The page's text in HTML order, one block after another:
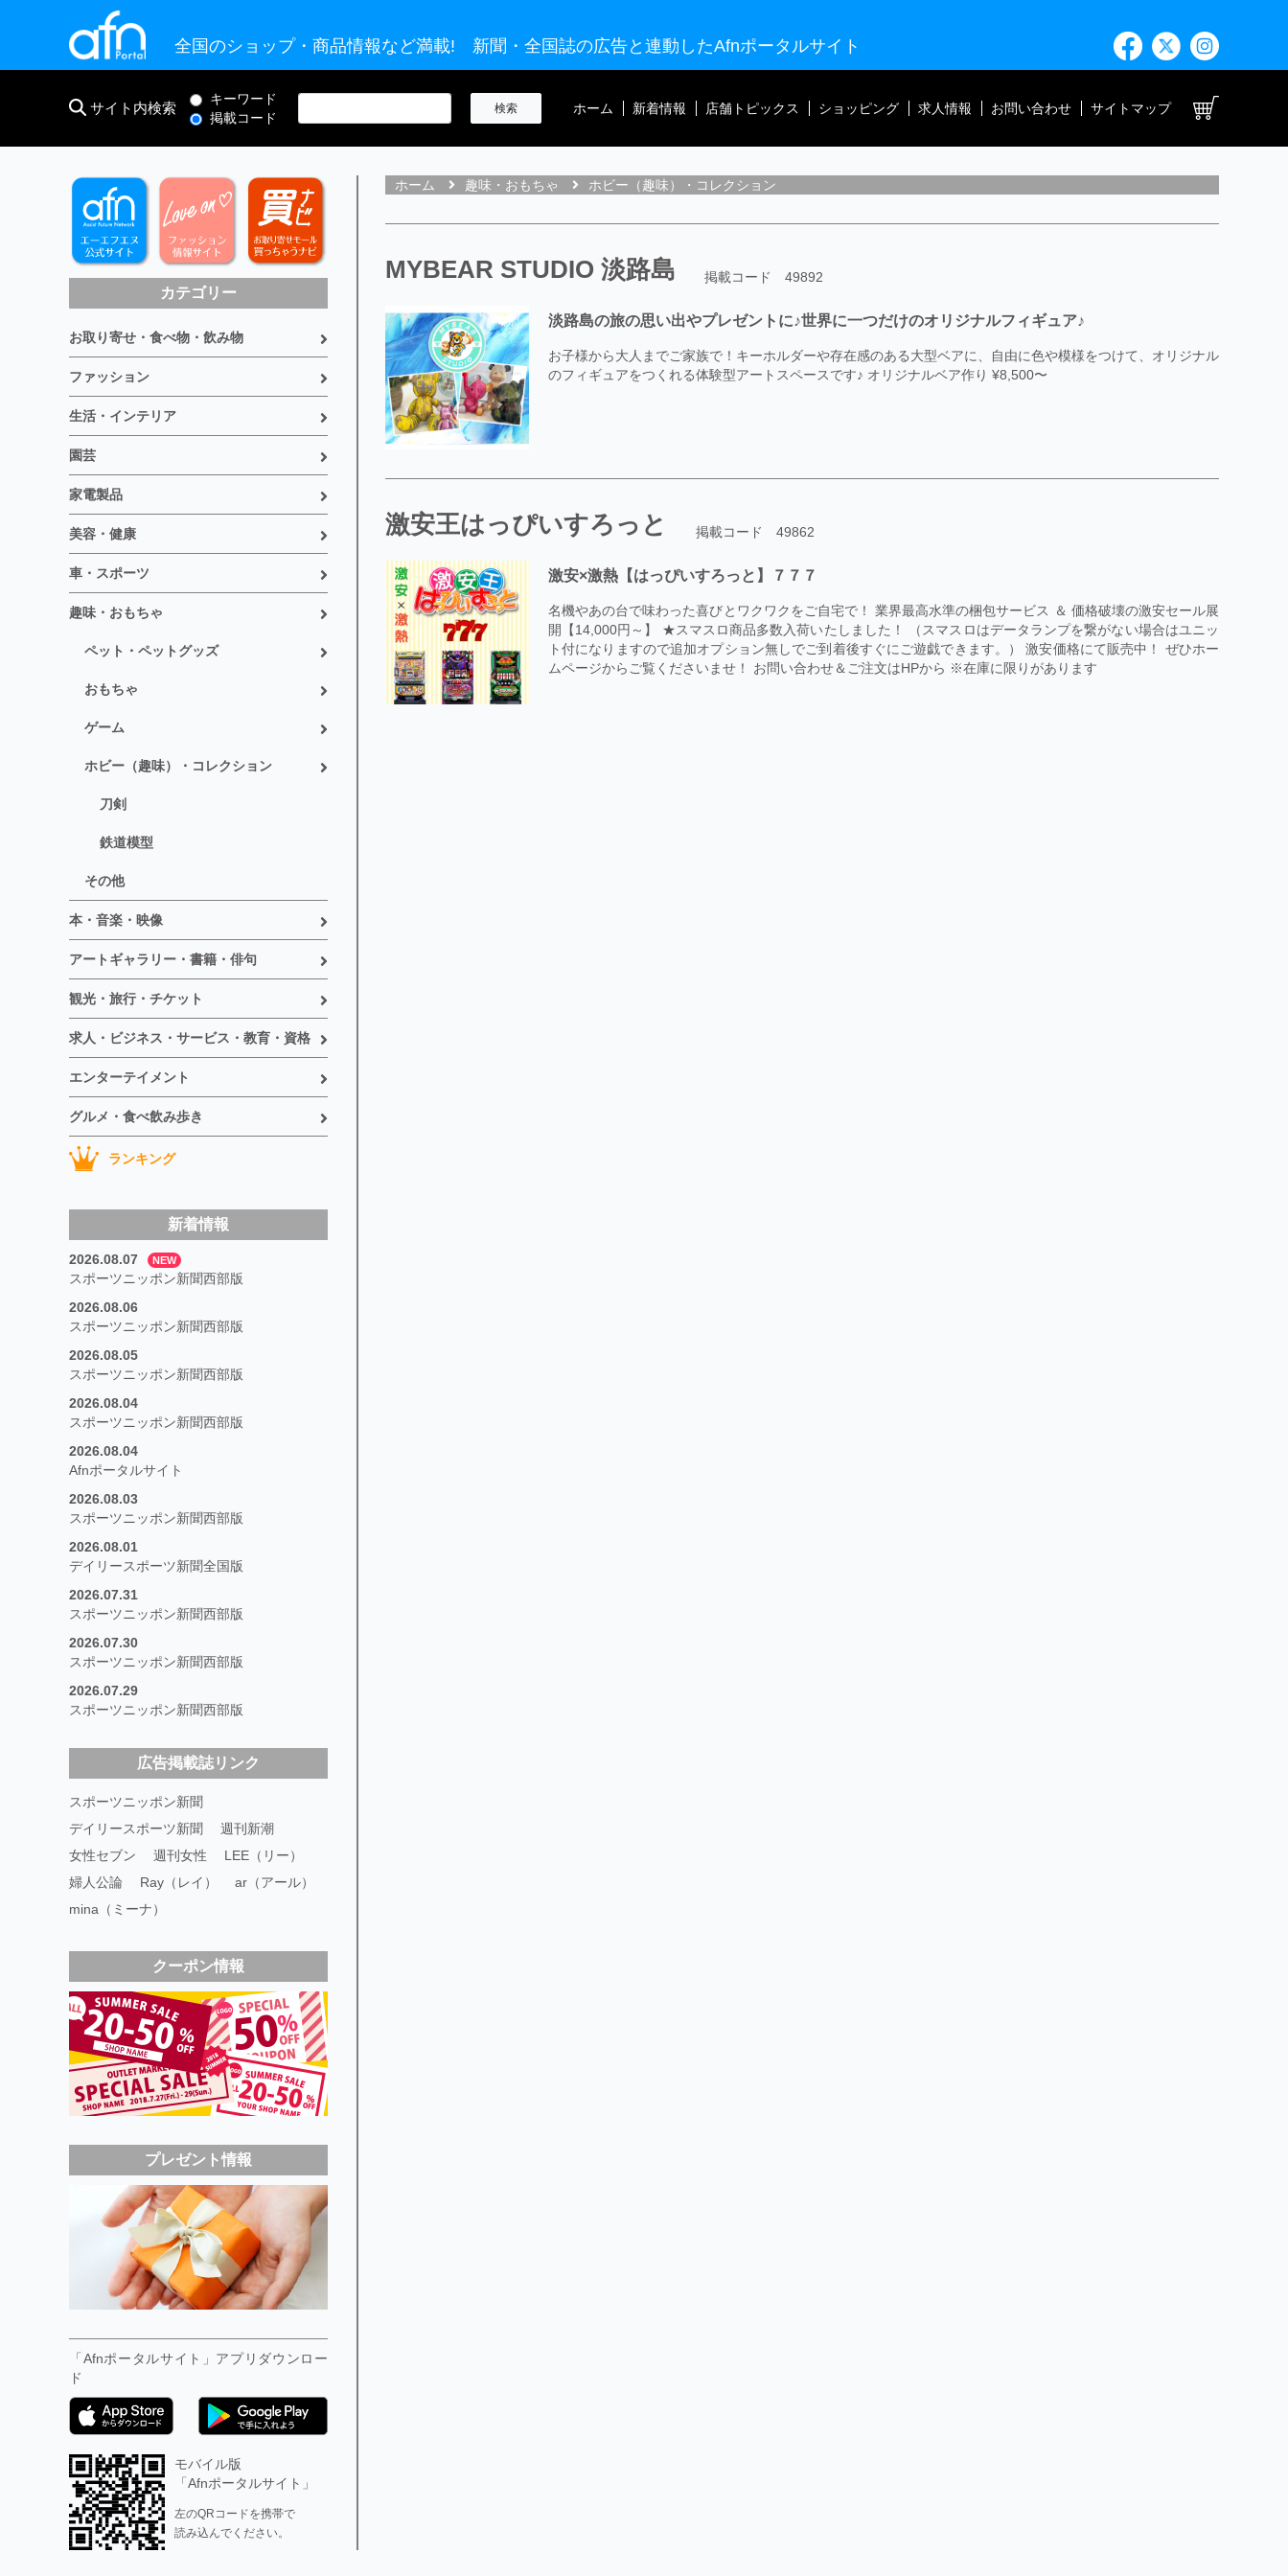
全国のショップ・商品情報など満載! 新聞・全国誌の広告と連動したAfnポータルサイト
サイト内検索
キーワード
掲載コード
ホーム 新着情報 店舗トピックス ショッピング 求人情報 お問い合わせ サイトマップ
カテゴリー
お取り寄せ・食べ物・飲み物
ファッション
生活・インテリア
園芸
家電製品
美容・健康
車・スポーツ
趣味・おもちゃ
ペット・ペットグッズ
おもちゃ
ゲーム
ホビー（趣味）・コレクション
刀剣
鉄道模型
その他
本・音楽・映像
アートギャラリー・書籍・俳句
観光・旅行・チケット
求人・ビジネス・サービス・教育・資格
エンターテイメント
グルメ・食べ飲み歩き
ランキング
新着情報
2026.08.07 NEW
スポーツニッポン新聞西部版
2026.08.06
スポーツニッポン新聞西部版
2026.08.05
スポーツニッポン新聞西部版
2026.08.04
スポーツニッポン新聞西部版
2026.08.04
Afnポータルサイト
2026.08.03
スポーツニッポン新聞西部版
2026.08.01
デイリースポーツ新聞全国版
2026.07.31
スポーツニッポン新聞西部版
2026.07.30
スポーツニッポン新聞西部版
2026.07.29
スポーツニッポン新聞西部版
広告掲載誌リンク
スポーツニッポン新聞
デイリースポーツ新聞
週刊新潮
女性セブン
週刊女性
LEE（リー）
婦人公論
Ray（レイ）
ar（アール）
mina（ミーナ）
クーポン情報
プレゼント情報
「Afnポータルサイト」アプリダウンロー
ド
モバイル版
「Afnポータルサイト」
左のQRコードを携帯で
読み込んでください。
ホーム 趣味・おもちゃ ホビー（趣味）・コレクション
MYBEAR STUDIO 淡路島 掲載コード 49892
淡路島の旅の思い出やプレゼントに♪世界に一つだけのオリジナルフィギュア♪
お子様から大人までご家族で！キーホルダーや存在感のある大型ベアに、自由に色や模様をつけて、オリジナル
のフィギュアをつくれる体験型アートスペースです♪ オリジナルベア作り ¥8,500〜
激安王はっぴいすろっと 掲載コード 49862
激安×激熱【はっぴいすろっと】７７７
名機やあの台で味わった喜びとワクワクをご自宅で！ 業界最高水準の梱包サービス ＆ 価格破壊の激安セール展
開【14,000円～】 ★スマスロ商品多数入荷いたしました！ （スマスロはデータランプを繋がない場合はユニッ
ト付になりますので追加オプション無しでご到着後すぐにご遊戯できます。） 激安価格にて販売中！ ぜひホー
ムページからご覧くださいませ！ お問い合わせ＆ご注文はHPから ※在庫に限りがあります